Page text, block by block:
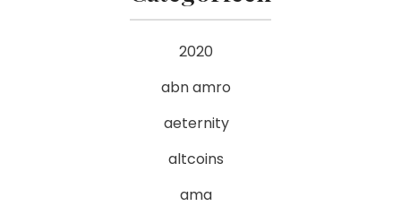
2020
abn amro
aeternity
altcoins
ama